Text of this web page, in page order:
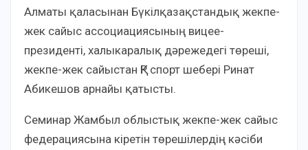
Алматы қаласынан Бүкілқазақстандық жекпе-
жек сайыс ассоциациясының вицее-
президенті, халыкаралық дәрежедегі төреші,
жекпе-жек сайыстан ҚР спорт шебері Ринат
Абикешов арнайы қатысты.
Семинар Жамбыл облыстық жекпе-жек сайыс
федерациясына кіретін төрешілердің кәсіби